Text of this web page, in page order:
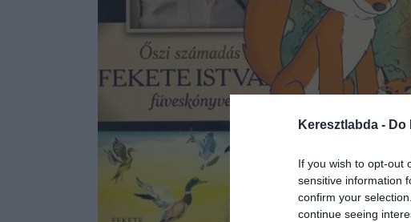
Keresztlabda - Do
If you wish to opt-out
sensitive information
confirm your
continue seeing